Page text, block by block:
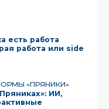
есть работа
работа или side
«ПРЯНИКИ»
ИИ,